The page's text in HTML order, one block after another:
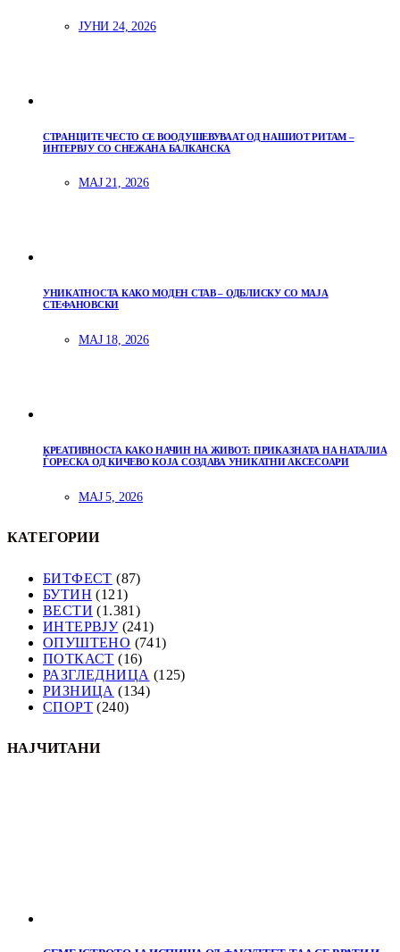
ЈУНИ 24, 2026
СТРАНЦИТЕ ЧЕСТО СЕ ВООДУШЕВУВААТ ОД НАШИОТ РИТАМ –
ИНТЕРВЈУ СО СНЕЖАНА БАЛКАНСКА
МАЈ 21, 2026
УНИКАТНОСТА КАКО МОДЕН СТАВ – ОДБЛИСКУ СО МАЈА
СТЕФАНОВСКИ
МАЈ 18, 2026
КРЕАТИВНОСТА КАКО НАЧИН НА ЖИВОТ: ПРИКАЗНАТА НА НАТАЛИА
ЃОРЕСКА ОД КИЧЕВО КОЈА СОЗДАВА УНИКАТНИ АКСЕСОАРИ
МАЈ 5, 2026
КАТЕГОРИИ
БИТФЕСТ (87)
БУТИН (121)
ВЕСТИ (1.381)
ИНТЕРВЈУ(241)
ОПУШТЕНО (741)
ПОТКАСТ (16)
РАЗГЛЕДНИЦА (125)
РИЗНИЦА (134)
СПОРТ (240)
НАЈЧИТАНИ